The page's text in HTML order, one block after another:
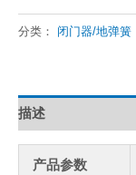
分类： 闭门器/地弹簧
描述
产品参数